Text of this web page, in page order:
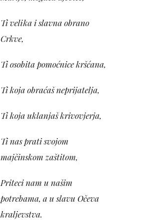
Ti velika i slavna obrano
Crkve,
Ti osobita pomoćnice kršćana,
Ti koja obraćaš neprijatelja,
Ti koja uklanjaš krivovjerja,
Ti nas prati svojom
majčinskom zaštitom,
Priteci nam u našim
potrebama, a u slavu Očeva
kraljevstva.